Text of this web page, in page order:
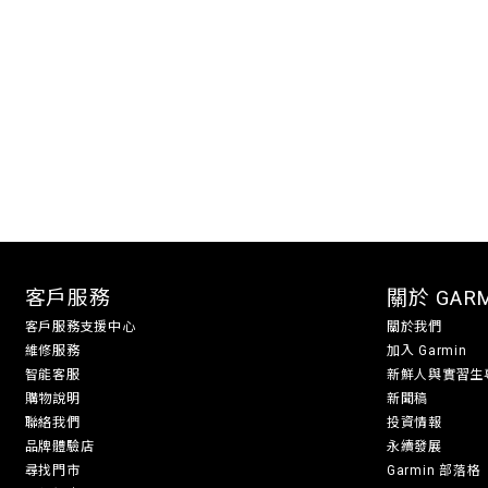
客戶服務
客戶服務支援中心
維修服務
智能客服
購物說明
聯絡我們
品牌體驗店
尋找門市
關於
關於我們
加入 Garmin
新鮮人與實習生
新聞稿
投資情報
永續發展
Garmin 部落格